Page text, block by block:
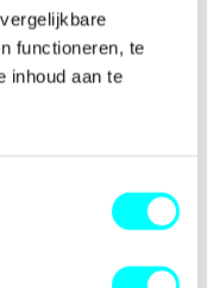
functioneren, te
inhoud aan te
has occurred while
browser consolefor